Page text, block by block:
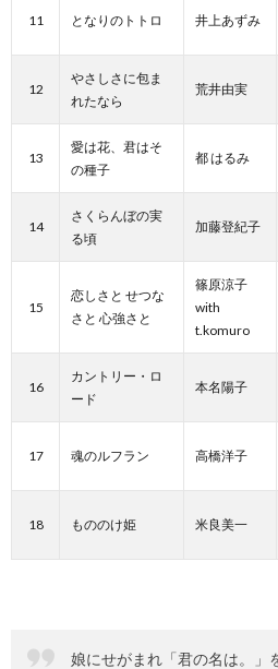
11 となりのトトロ 井上あずみ
12
やさしさに包ま
れたなら
荒井由実
13
愛は花、君はそ
の種子
都 はるみ
14
さくらんぼの実
る頃
加藤登紀子
15
恋しさと せつな
さと 心強さと
篠原涼子
with
t.komuro
16
カントリー・ロ
ード
本名陽子
17 魂のルフラン 高橋洋子
18 もののけ姫 米良美一
娘にせがまれ「君の名は。」